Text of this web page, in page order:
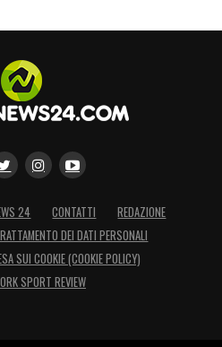
24 CONTATTI
REDAZIONE
DEI DATI PERSONALI
SUI COOKIE (COOKIE POLICY)
SPORT REVIEW